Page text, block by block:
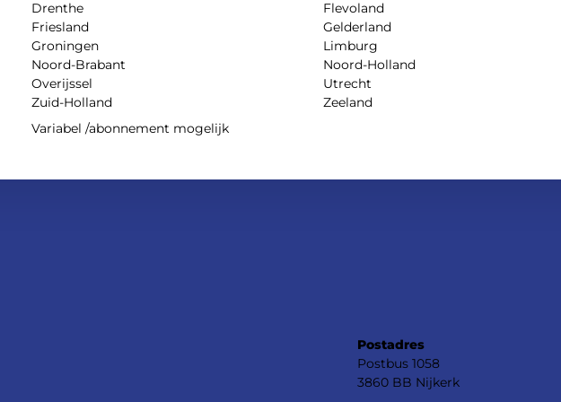
Drenthe
Flevoland
Friesland
Gelderland
Groningen
Limburg
Noord-Brabant
Noord-Holland
Overijssel
Utrecht
Zuid-Holland
Zeeland
Variabel /abonnement mogelijk
Postadres
Postbus 1058
3860 BB Nijkerk